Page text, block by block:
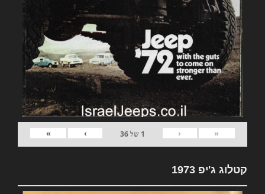
«
‹
1 של36
›
»
קטלוג ג'יפ 1973